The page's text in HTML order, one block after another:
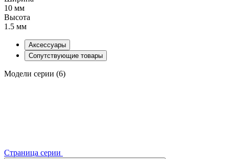
10 мм
Высота
1.5 мм
Аксессуары
Сопутствующие товары
Модели серии (6)
Страница серии